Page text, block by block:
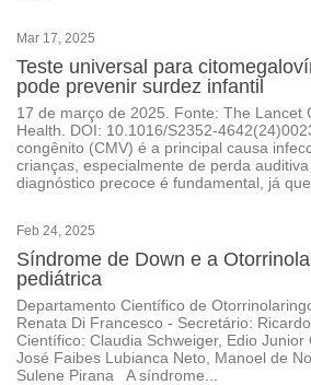
Mar 17, 2025
Teste universal para
pode prevenir surdez infantil
17 de março de 2025. Fonte: The Lancet
Health. DOI: 10.1016/S2352-
congênito (CMV) é a principal causa
crianças, especialmente de perda
diagnóstico precoce é fundamental, já
Feb 24, 2025
Síndrome de Down e a
pediátrica
Departamento Científico de
Renata Di Francesco - Secretário:
Científico: Claudia Schweiger, Edio Junior
José Faibes Lubianca Neto, Manoel de
Sulene Pirana A síndrome...